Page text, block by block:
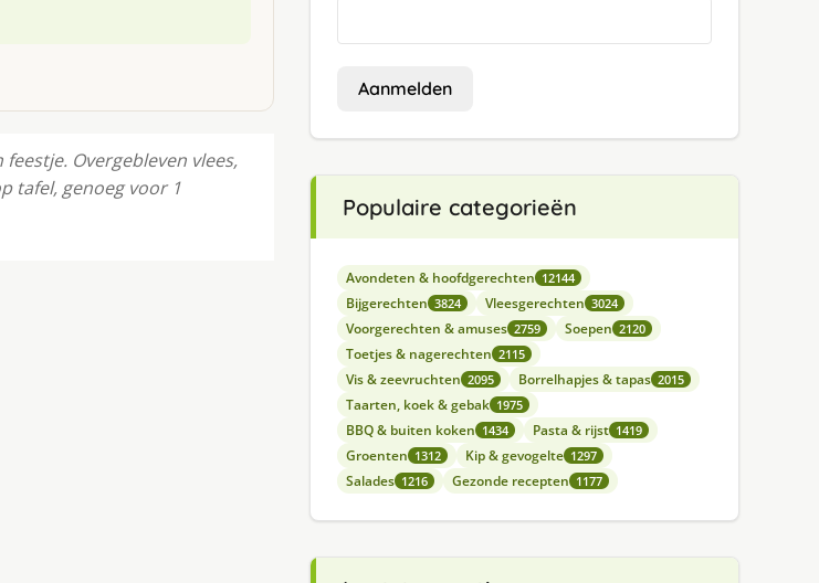
Overgebleven vlees,
tafel, genoeg voor 1
Aanmelden
Populaire categorieën
Avondeten & hoofdgerechten 12144
Bijgerechten 3824 Vleesgerechten 3024
Voorgerechten & amuses 2759 Soepen 2120
Toetjes & nagerechten 2115
Vis & zeevruchten 2095 Borrelhapjes & tapas 2015
Taarten, koek & gebak 1975
BBQ & buiten koken 1434 Pasta & rijst 1419
Groenten 1312 Kip & gevogelte 1297
Salades 1216 Gezonde recepten 1177